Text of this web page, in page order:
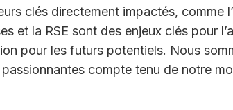
clés directement impactés, comme
et la RSE sont des enjeux clés pour
pour les futurs potentiels. Nous
compte tenu de notre